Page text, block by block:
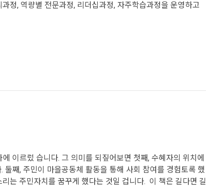
정, 역량별 전문과정, 리더십과정, 자주학습과정을 운영하고
이르렀 습니다. 그 의미를 되짚어보면 첫째, 수혜자의 위치에
둘째, 주민이 마을공동체 활동을 통해 사회 참여를 경험토록 했
는 주민자치를 꿈꾸게 했다는 것일 겁니다. 이 책은 길다면 길